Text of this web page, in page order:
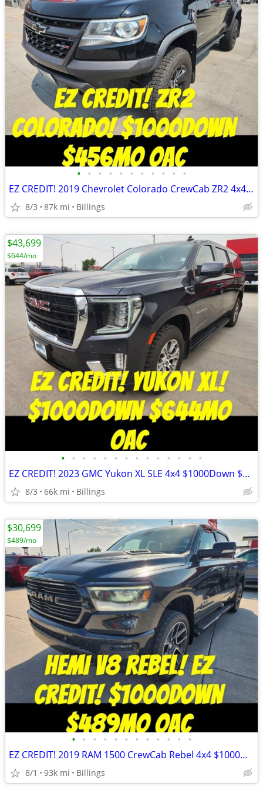
• • • • • • • • • • •
EZ CREDIT! 2019 Chevrolet Colorado CrewCab ZR2 4x4 $1000Down $456mo OA
8/3 87k mi Billings
• • • • • • • • • • • • • •
EZ CREDIT! 2023 GMC Yukon XL SLE 4x4 $1000Down $644mo OAC
8/3 66k mi Billings
$43,699
$644/mo
• • • • • • • • • • • •
EZ CREDIT! 2019 RAM 1500 CrewCab Rebel 4x4 $1000Down $489mo OAC
8/1 93k mi Billings
$30,699
$489/mo